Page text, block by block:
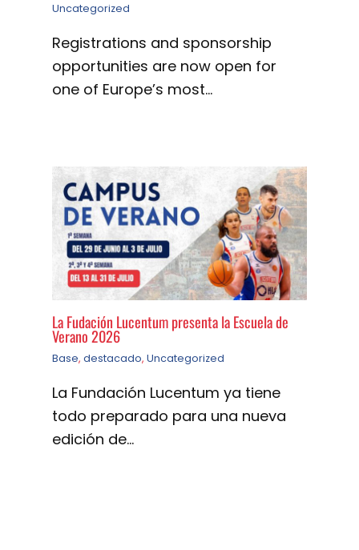
Uncategorized
Registrations and sponsorship
opportunities are now open for
one of Europe’s most…
La Fudación Lucentum presenta la Escuela de
Verano 2026
Base, destacado, Uncategorized
La Fundación Lucentum ya tiene
todo preparado para una nueva
edición de…